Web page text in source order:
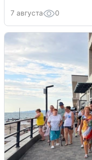
7 августа 0